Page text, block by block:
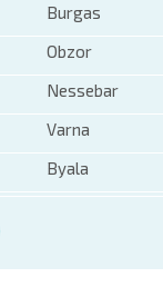
Burgas
Obzor
Nessebar
Varna
Byala